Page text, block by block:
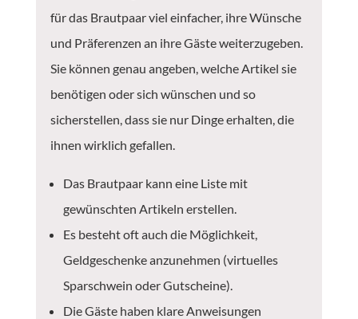
für das Brautpaar viel einfacher, ihre Wünsche
und Präferenzen an ihre Gäste weiterzugeben.
Sie können genau angeben, welche Artikel sie
benötigen oder sich wünschen und so
sicherstellen, dass sie nur Dinge erhalten, die
ihnen wirklich gefallen.
Das Brautpaar kann eine Liste mit
gewünschten Artikeln erstellen.
Es besteht oft auch die Möglichkeit,
Geldgeschenke anzunehmen (virtuelles
Sparschwein oder Gutscheine).
Die Gäste haben klare Anweisungen